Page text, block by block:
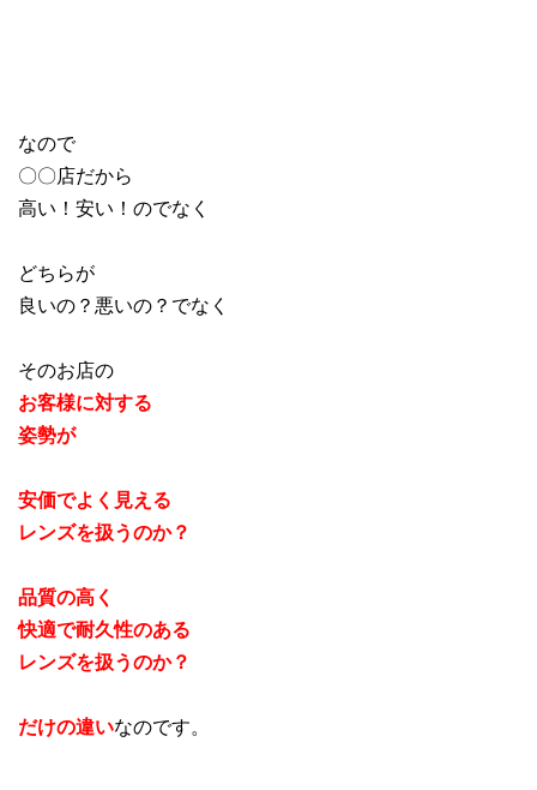
なので
〇〇店だから
高い！安い！のでなく
どちらが
良いの？悪いの？でなく
そのお店の
お客様に対する
姿勢が
安価でよく見える
レンズを扱うのか？
品質の高く
快適で耐久性のある
レンズを扱うのか？
だけの違いなのです。